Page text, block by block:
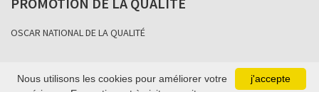
OSCAR NATIONAL DE LA QUALITÉ
Copyright Association Sénégalaise de Normalisation 2021
j'accepte
Nous utilisons les cookies pour améliorer votre